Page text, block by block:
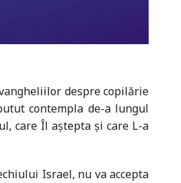
despre copilărie
contempla de-a lungul
care Îl aștepta și care L-a
Israel, nu va accepta